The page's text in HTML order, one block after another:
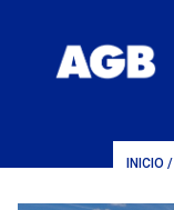
INICIO/